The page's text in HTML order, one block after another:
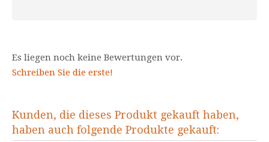
Es liegen noch keine Bewertungen vor.
Schreiben Sie die erste!
Kunden, die dieses Produkt gekauft haben,
haben auch folgende Produkte gekauft: